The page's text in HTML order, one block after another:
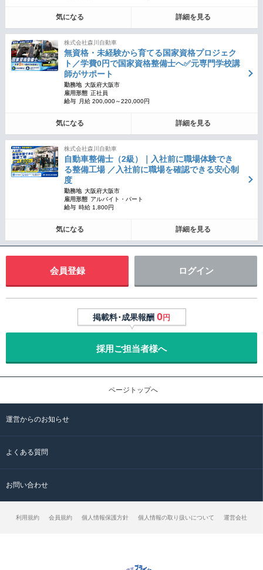
気になる 詳細を見る
株式会社森川自動車
無資格・未経験から育てる国家資格プロジェク
ト／学費0円で国家資格整備士へ✅元専門学校講
師がサポート
勤務地 大阪府大阪市
雇用形態 正社員
給与
月給 200,000～220,000円
気になる 詳細を見る
株式会社森川自動車
自動車整備士（2級）｜入社前に職場体験でき
る整備工場 ／入社前に職場を確認できる安心制
度
勤務地 大阪府大阪市
雇用形態 アルバイト・パート
給与 時給 1,800円
気になる 詳細を見る
会員登録 ログイン
掲載料･成果報酬 0円
採用ご担当者様へ
ページトップへ
運営からのお知らせ
よくある質問
お問い合わせ
利用規約 会員規約 個人情報保護方針 個人情報の取り扱いについて 運営会社